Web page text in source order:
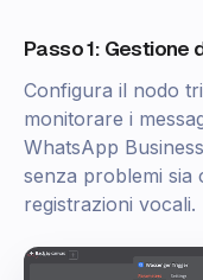
Passo 1: Gestione
Configura il nodo
monitorare i
WhatsApp
senza problemi sia
registrazioni vocali.